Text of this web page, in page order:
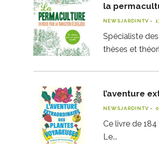
la
NEWSJARDINTV
Spécialiste
thèses et
l’aventure
NEWSJARDINTV
Ce livre de
Le